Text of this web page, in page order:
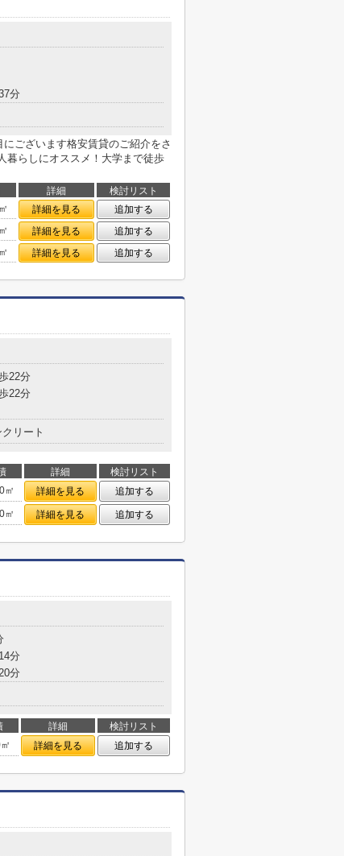
分
ございます格安賃貸のご紹介をさ
暮らしにオススメ！大学まで徒歩
詳細
検討リスト
詳細を見る
追加する
詳細を見る
追加する
詳細を見る 追加する
22分
22分
リート
詳細
検討リスト
㎡ 詳細を見る
追加する
㎡ 詳細を見る 追加する
分
分
詳細
検討リスト
詳細を見る 追加する